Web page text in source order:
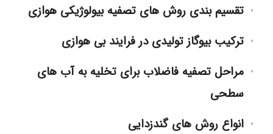
تقسیم بندی روش های تصفیه بیولوژیکی هوازی
ترکیب بیوگاز تولیدی در فرایند بی هوازی
مراحل تصفیه فاضلاب برای تخلیه به آب های
سطحی
انواع روش های گندزدایی